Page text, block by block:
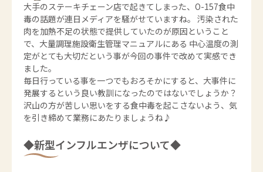
大手のステーキチェーン店で起きてしまった、O-157食中
毒の話題が連日メディアを騒がせていますね。 汚染された
肉を加熱不足の状態で提供していたのが原因ということ
で、大量調理施設衛生管理マニュアルにある 中心温度の測
定がとても大切だという事が今回の事件で改めて実感でき
ました。
毎日行っている事を一つでもおろそかにすると、大事件に
発展するという良い教訓になったのではないでしょうか？
沢山の方が苦しい思いをする食中毒を起こさないよう、気
を引き締めて業務にあたりましょうね♪
◆新型インフルエンザについて◆